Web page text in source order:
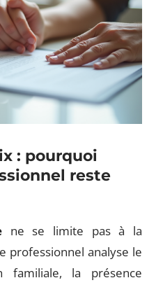
: pourquoi
reste
ne se limite pas à la
professionnel analyse le
familiale, la présence